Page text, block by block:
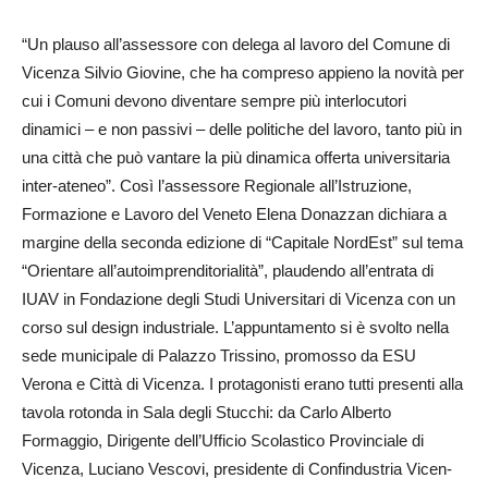
“Un plauso all’assessore con delega al lavoro del Comune di
Vicenza Silvio Giovine, che ha compreso appieno la novità per
cui i Comuni devono diventare sempre più interlocutori
dinamici – e non passivi – delle politiche del lavoro, tanto più in
una città che può vantare la più dinamica offerta universitaria
inter-ateneo”. Così l’assessore Re­gionale all’Istru­zione,
Forma­zione e Lavoro del Ve­neto Elena Donazzan dichiara a
margine della seconda edizione di “Capitale NordEst” sul tema
“Orientare all’autoimprenditorialità”, plaudendo all’entrata di
IUAV in Fondazione degli Studi Universitari di Vicenza con un
corso sul design industriale. L’appuntamento si è svolto nella
sede municipale di Palazzo Trissino, promosso da ESU
Verona e Città di Vicenza. I protagonisti erano tutti presenti alla
tavola rotonda in Sala degli Stucchi: da Carlo Alberto
Formaggio, Dirigente dell’Uf­ficio Sco­las­tico Provinciale di
Vicen­za, Lu­ciano Vescovi, presidente di Confindustria Vicen­